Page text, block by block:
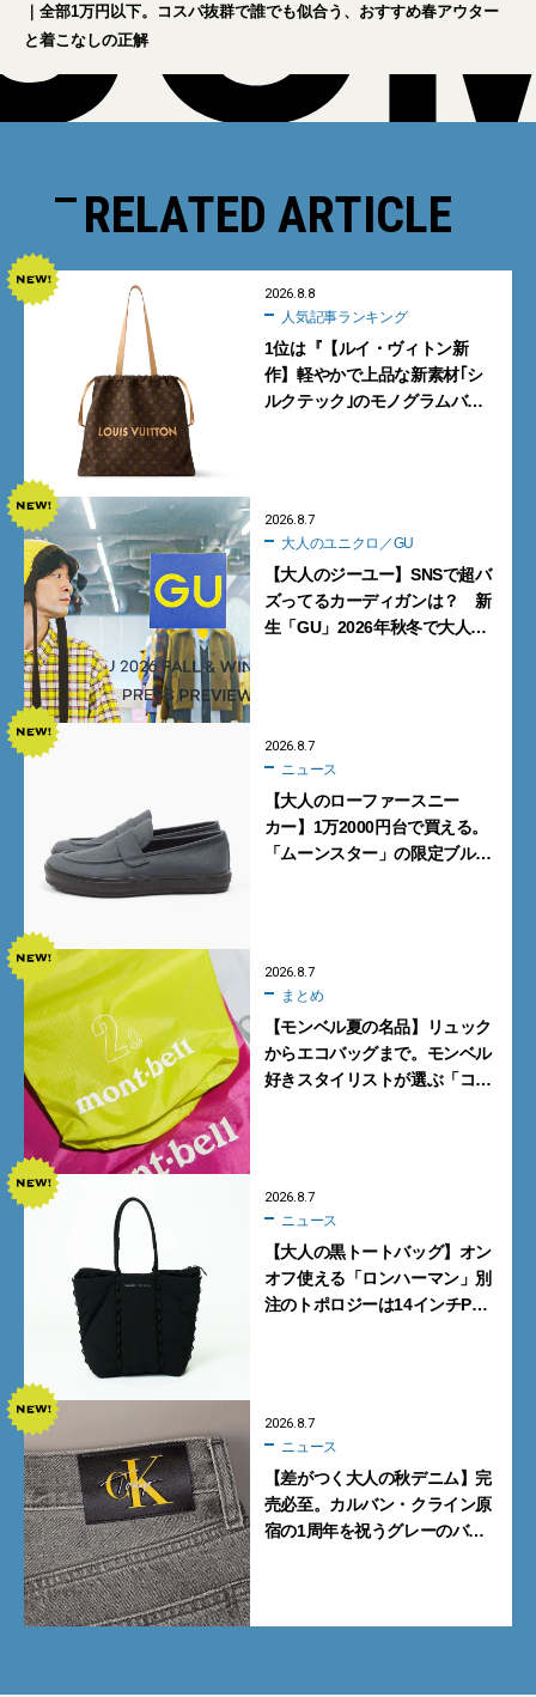
｜全部1万円以下。コスパ抜群で誰でも似合う、おすすめ春アウター
と着こなしの正解
RELATED ARTICLE
2026.8.8
人気記事ランキング
1位は『【ルイ・ヴィトン新
作】軽やかで上品な新素材｢シ
ルクテック｣のモノグラムバッ
2026.8.7
大人のユニクロ／GU
【大人のジーユー】SNSで超バ
ズってるカーディガンは？ 新
生「GU」2026年秋冬で大人メ
2026.8.7
ニュース
【大人のローファースニー
カー】1万2000円台で買える。
「ムーンスター」の限定ブルー
2026.8.7
まとめ
【モンベル夏の名品】リュック
からエコバッグまで。モンベル
好きスタイリストが選ぶ「コス
2026.8.7
ニュース
【大人の黒トートバッグ】オン
オフ使える「ロンハーマン」別
注のトポロジーは14インチPC
2026.8.7
ニュース
【差がつく大人の秋デニム】完
売必至。カルバン・クライン原
宿の1周年を祝うグレーのバ